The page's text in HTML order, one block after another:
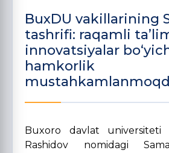
BuxDU vakillarining
tashrifi: raqamli
innovatsiyalar
hamkorlik
Buxoro davlat universiteti
Rashidov nomidagi